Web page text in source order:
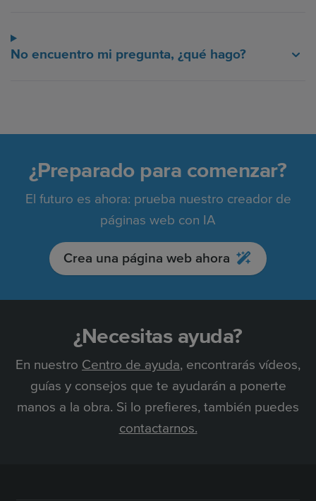
No encuentro mi pregunta, ¿qué hago?
¿Preparado para comenzar?
El futuro es ahora: prueba nuestro creador de
páginas web con IA
Crea una página web ahora
¿Necesitas ayuda?
En nuestro Centro de ayuda, encontrarás vídeos,
guías y consejos que te ayudarán a ponerte
manos a la obra. Si lo prefieres, también puedes
contactarnos.